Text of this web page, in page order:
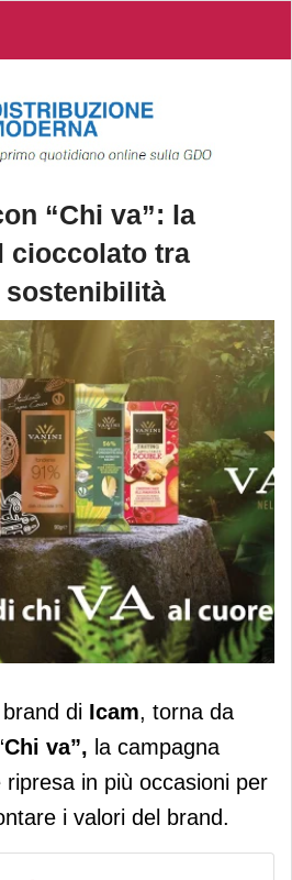
“Chi va”: la
cioccolato tra
sostenibilità
“Chi va”: la
tra
di Icam, torna da
Chi va”, la campagna
ripresa in più occasioni per
i valori del brand.